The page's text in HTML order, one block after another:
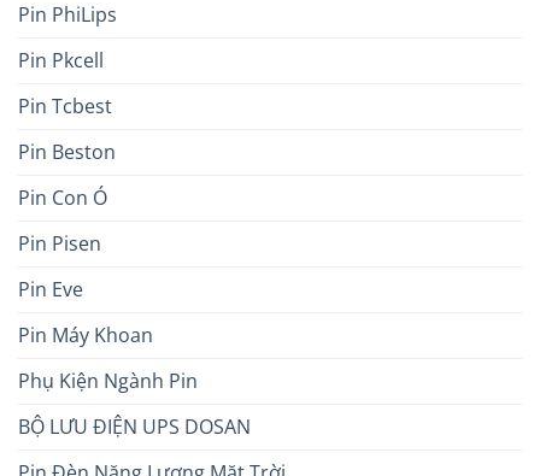
Pin PhiLips
Pin Pkcell
Pin Tcbest
Pin Beston
Pin Con Ó
Pin Pisen
Pin Eve
Pin Máy Khoan
Phụ Kiện Ngành Pin
BỘ LƯU ĐIỆN UPS DOSAN